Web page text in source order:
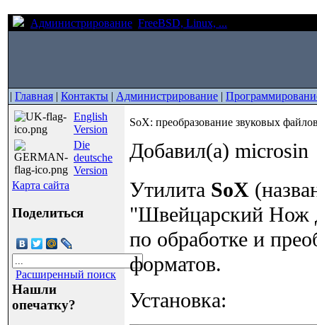
Администрирование FreeBSD, Linux, ...
| Главная | Контакты | Администрирование |
English
Version
Die
deutsche
Version
Карта сайта
Поделиться
Расширенный поиск
Нашли
опечатку?
SoX: преобразование звуковых
Добавил(а) microsin
Утилита SoX
"Швейцарский Нож
по обработке и
форматов.
Установка: